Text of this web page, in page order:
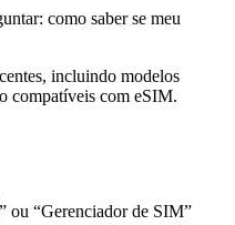
como saber se meu
incluindo modelos
compatíveis com eSIM.
ou “Gerenciador de SIM”